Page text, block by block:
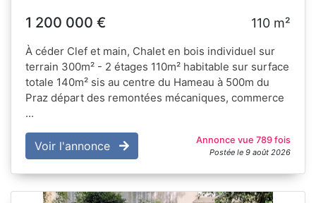
1 200 000 €
110 m²
À céder Clef et main, Chalet en bois individuel sur
terrain 300m² - 2 étages 110m² habitable sur surface
totale 140m² sis au centre du Hameau à 500m du
Praz départ des remontées mécaniques, commerce
...
Voir l'annonce Annonce vue 789 fois
Postée le 9 août 2026